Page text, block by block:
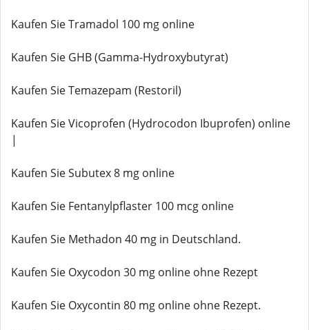
Kaufen Sie Tramadol 100 mg online
Kaufen Sie GHB (Gamma-Hydroxybutyrat)
Kaufen Sie Temazepam (Restoril)
Kaufen Sie Vicoprofen (Hydrocodon Ibuprofen) online
|
Kaufen Sie Subutex 8 mg online
Kaufen Sie Fentanylpflaster 100 mcg online
Kaufen Sie Methadon 40 mg in Deutschland.
Kaufen Sie Oxycodon 30 mg online ohne Rezept
Kaufen Sie Oxycontin 80 mg online ohne Rezept.